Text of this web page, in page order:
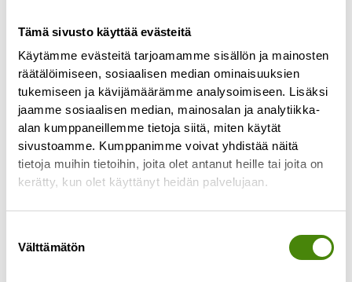
Tämä sivusto käyttää evästeitä
Käytämme evästeitä tarjoamamme sisällön ja mainosten
räätälöimiseen, sosiaalisen median ominaisuuksien
tukemiseen ja kävijämäärämme analysoimiseen. Lisäksi
jaamme sosiaalisen median, mainosalan ja analytiikka-
alan kumppaneillemme tietoja siitä, miten käytät
sivustoamme. Kumppanimme voivat yhdistää näitä
tietoja muihin tietoihin, joita olet antanut heille tai joita on
kerätty, kun olet käyttänyt heidän palvelujaan.
valinta
Välttämätön